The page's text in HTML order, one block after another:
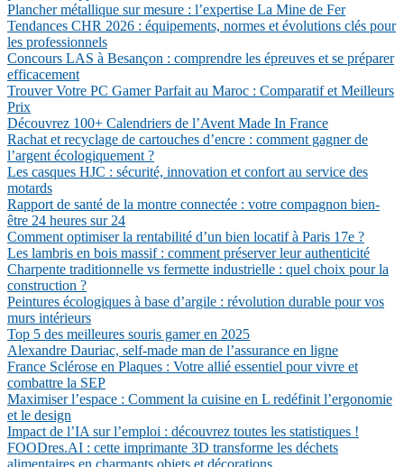
Plancher métallique sur mesure : l’expertise La Mine de Fer
Tendances CHR 2026 : équipements, normes et évolutions clés pour
les professionnels
Concours LAS à Besançon : comprendre les épreuves et se préparer
efficacement
Trouver Votre PC Gamer Parfait au Maroc : Comparatif et Meilleurs
Prix
Découvrez 100+ Calendriers de l’Avent Made In France
Rachat et recyclage de cartouches d’encre : comment gagner de
l’argent écologiquement ?
Les casques HJC : sécurité, innovation et confort au service des
motards
Rapport de santé de la montre connectée : votre compagnon bien-
être 24 heures sur 24
Comment optimiser la rentabilité d’un bien locatif à Paris 17e ?
Les lambris en bois massif : comment préserver leur authenticité
Charpente traditionnelle vs fermette industrielle : quel choix pour la
construction ?
Peintures écologiques à base d’argile : révolution durable pour vos
murs intérieurs
Top 5 des meilleures souris gamer en 2025
Alexandre Dauriac, self-made man de l’assurance en ligne
France Sclérose en Plaques : Votre allié essentiel pour vivre et
combattre la SEP
Maximiser l’espace : Comment la cuisine en L redéfinit l’ergonomie
et le design
Impact de l’IA sur l’emploi : découvrez toutes les statistiques !
FOODres.AI : cette imprimante 3D transforme les déchets
alimentaires en charmants objets et décorations